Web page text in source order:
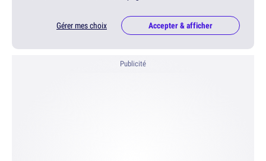
Gérer mes choix Accepter & afficher
Publicité